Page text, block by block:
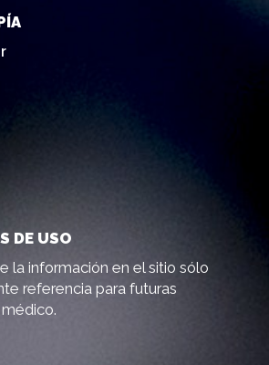
DE USO
la información en el sitio sólo
referencia para futuras